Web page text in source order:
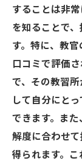
することは非
を知ることで
す。特に、教
口コミで評価
で、その教習
して自分にと
できます。ま
解度に合わせ
得られます。